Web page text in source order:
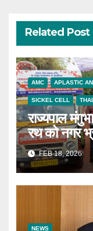
Related Post
AMC APLASTIC
SICKEL CELL
राज्यपाल
रथ को नगर
FEB 18, 2026
NEWS